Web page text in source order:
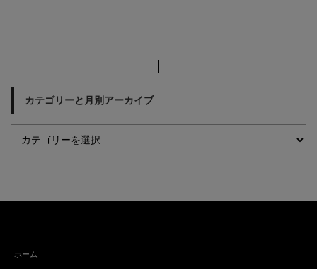
カテゴリーと月別アーカイブ
ホーム